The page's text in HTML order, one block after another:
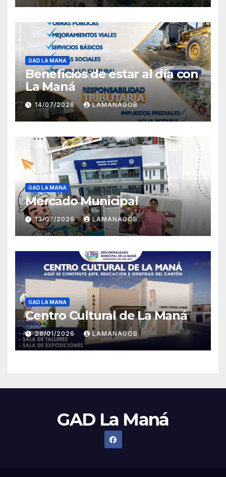
GAD LA MANA
Beneficios de estar al día con
La Maná
14/07/2026 LAMANAGOB
GAD LA MANA
Mercado Municipal
13/07/2026 LAMANAGOB
GAD LA MANA
Centro Cultural de La Maná
26/01/2026 LAMANAGOB
GAD La Maná